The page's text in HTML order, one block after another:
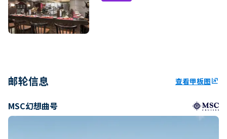
邮轮信息 查看甲板图ungroup
MSC幻想曲号